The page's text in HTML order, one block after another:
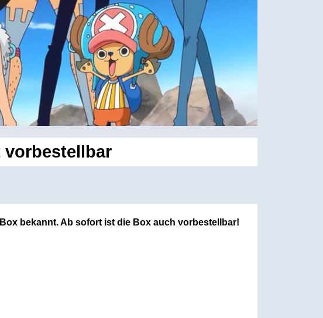
vorbestellbar
bekannt. Ab sofort ist die Box auch vorbestellbar!